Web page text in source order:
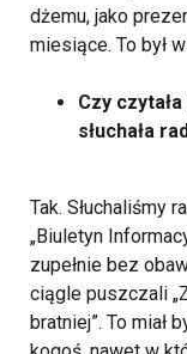
dżemu, jako
miesiące. To był
Czy
słuchała
Tak. Słuchaliśmy
„Biuletyn
zupełnie bez
ciągle puszczali
bratniej”. To miał